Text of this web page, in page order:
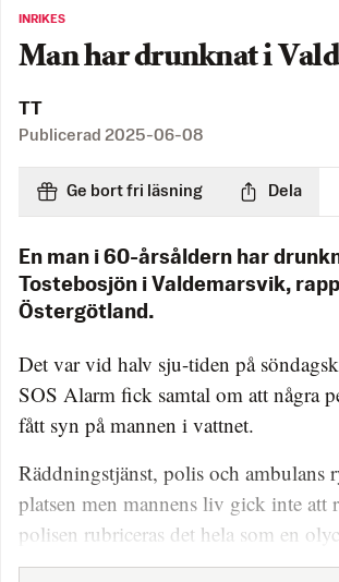
INRIKES
Man har drunknat i
TT
Publicerad 2025-06-08
Ge bort fri läsning Dela
En man i 60-årsåldern har
Tostebosjön i Valdemarsvik,
Östergötland.
Det var vid halv sju-tiden på
SOS Alarm fick samtal om att några
fått syn på mannen i vattnet.
Räddningstjänst, polis och ambulans
platsen men mannens liv gick inte att
polisen rubriceras det hela som en